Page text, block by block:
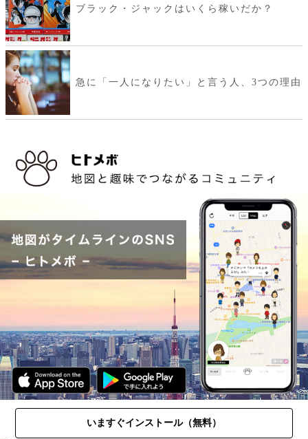
ブラック・ジャックはいくら稼いだか？
急に「一人になりたい」と言う人、3つの理由
いますぐインストール（無料）